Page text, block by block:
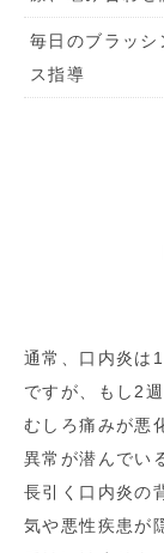
毎日のブラッ
ス指導
通常、口内炎は
ですが、もし2
むしろ痛みが悪
異常が潜んでい
長引く口内炎の
気や悪性疾患が